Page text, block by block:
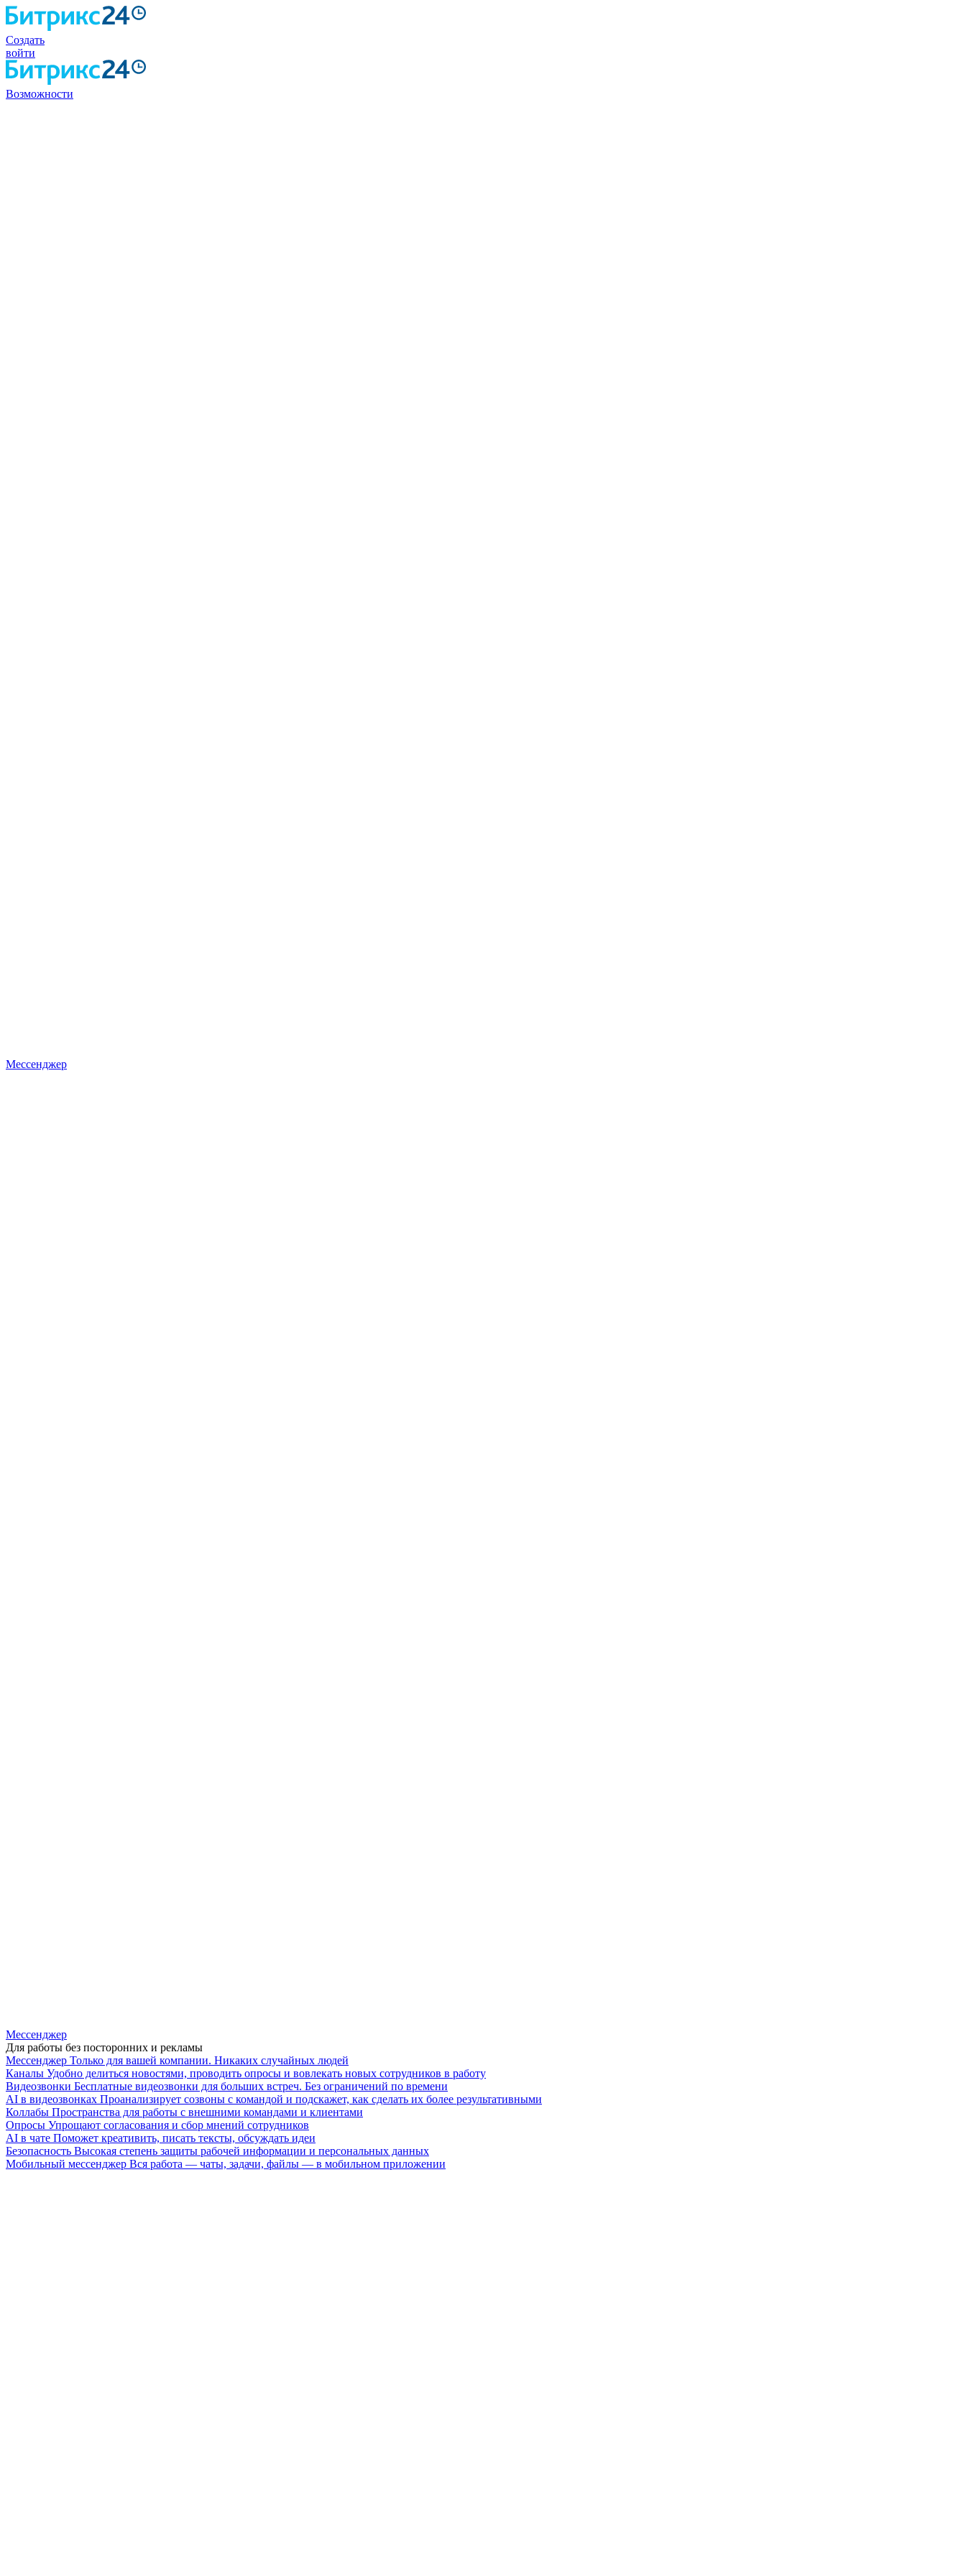
Создать
войти
Возможности
Мессенджер
Мессенджер
Для работы без посторонних и рекламы
Мессенджер Только для вашей компании. Никаких случайных людей
Каналы Удобно делиться новостями, проводить опросы и вовлекать новых сотрудников в работу
Видеозвонки Бесплатные видеозвонки для больших встреч. Без ограничений по времени
AI в видеозвонках Проанализирует созвоны с командой и подскажет, как сделать их более результативными
Коллабы Пространства для работы с внешними командами и клиентами
Опросы Упрощают согласования и сбор мнений сотрудников
AI в чате Поможет креативить, писать тексты, обсуждать идеи
Безопасность Высокая степень защиты рабочей информации и персональных данных
Мобильный мессенджер Вся работа — чаты, задачи, файлы — в мобильном приложении